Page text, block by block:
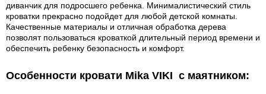
диванчик для подросшего ребенка. Минималистический стиль
кроватки прекрасно подойдет для любой детской комнаты.
Качественные материалы и отличная обработка дерева
позволят пользоваться кроваткой длительный период времени и
обеспечить ребенку безопасность и комфорт.
Особенноcти кровати Mika VIKI с маятником: